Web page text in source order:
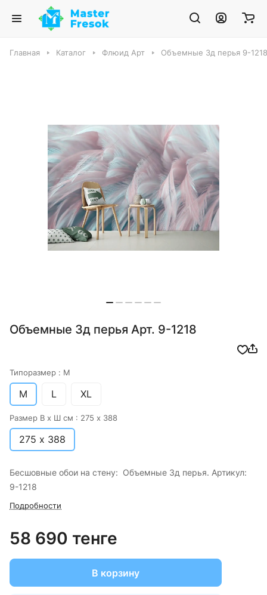
Главная Каталог Флюид Арт Объемные 3д перья 9-1218
Объемные 3д перья Арт. 9-1218
Типоразмер : M
M L XL
Размер В х Ш см : 275 х 388
275 х 388
Бесшовные обои на стену: Объемные 3д перья. Артикул:
9-1218
Подробности
58 690 тенге
В корзину